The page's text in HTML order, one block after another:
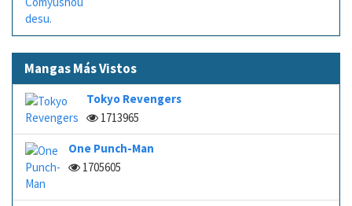
Mangas Más Vistos
Tokyo Revengers
1713965
One Punch-Man
1705605